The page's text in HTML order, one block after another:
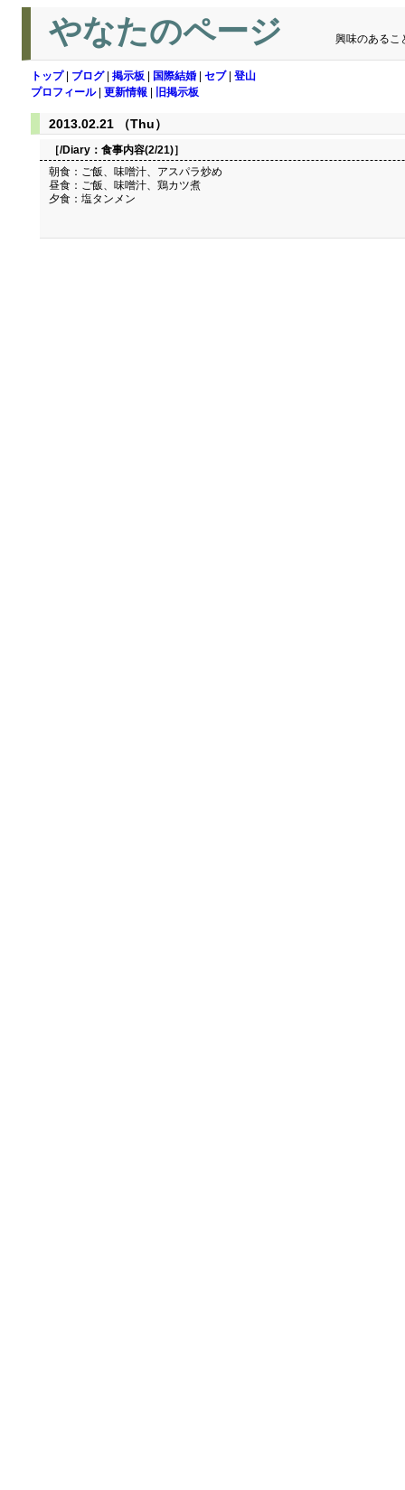
やなたのページ 興味のあるこ
トップ| ブログ| 掲示板 国際結婚 セブ| 登山
プロフィール| 更新情報 旧掲示板
2013.02.21 （Thu）
［/Diary： 食事内容(2/21)］
朝食：ご飯、味噌汁、アスパラ炒め
昼食：ご飯、味噌汁、鶏カツ煮
夕食：塩タンメン